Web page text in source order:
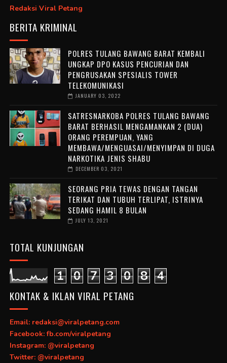
Redaksi Viral Petang
BERITA KRIMINAL
POLRES TULANG BAWANG BARAT KEMBALI
UNGKAP DPO KASUS PENCURIAN DAN
PENGRUSAKAN SPESIALIS TOWER
TELEKOMUNIKASI
JANUARY 03, 2022
SATRESNARKOBA POLRES TULANG BAWANG
BARAT BERHASIL MENGAMANKAN 2 (DUA)
ORANG PEREMPUAN, YANG
MEMBAWA/MENGUASAI/MENYIMPAN DI DUGA
NARKOTIKA JENIS SHABU
DECEMBER 03, 2021
SEORANG PRIA TEWAS DENGAN TANGAN
TERIKAT DAN TUBUH TERLIPAT, ISTRINYA
SEDANG HAMIL 8 BULAN
JULY 13, 2021
TOTAL KUNJUNGAN
1 0 7 3 0 8 4
KONTAK & IKLAN VIRAL PETANG
Email: redaksi@viralpetang.com
Facebook: fb.com/viralpetang
Instagram: @viralpetang
Twitter: @viralpetang